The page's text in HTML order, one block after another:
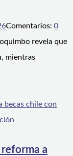
Comentarios: 0
revela que
mientras
a